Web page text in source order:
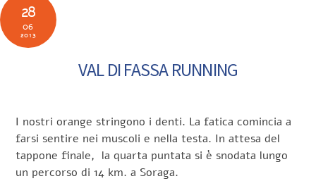
28
06
2013
VAL DI FASSA RUNNING
I nostri orange stringono i denti. La fatica comincia a
farsi sentire nei muscoli e nella testa. In attesa del
tappone finale, la quarta puntata si è snodata lungo
un percorso di 14 km. a Soraga.